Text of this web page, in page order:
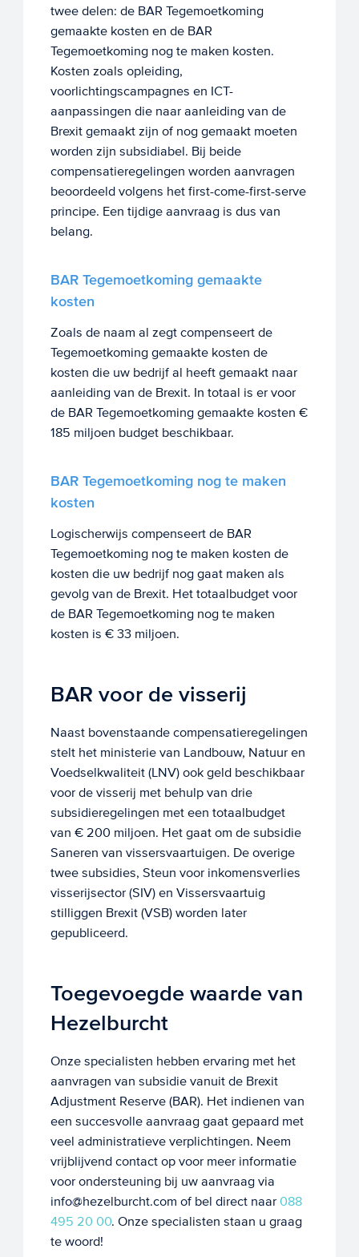
twee delen: de BAR Tegemoetkoming
gemaakte kosten en de BAR
Tegemoetkoming nog te maken kosten.
Kosten zoals opleiding,
voorlichtingscampagnes en ICT-
aanpassingen die naar aanleiding van de
Brexit gemaakt zijn of nog gemaakt moeten
worden zijn subsidiabel. Bij beide
compensatieregelingen worden aanvragen
beoordeeld volgens het first-come-first-serve
principe. Een tijdige aanvraag is dus van
belang.
BAR Tegemoetkoming gemaakte
kosten
Zoals de naam al zegt compenseert de
Tegemoetkoming gemaakte kosten de
kosten die uw bedrijf al heeft gemaakt naar
aanleiding van de Brexit. In totaal is er voor
de BAR Tegemoetkoming gemaakte kosten €
185 miljoen budget beschikbaar.
BAR Tegemoetkoming nog te maken
kosten
Logischerwijs compenseert de BAR
Tegemoetkoming nog te maken kosten de
kosten die uw bedrijf nog gaat maken als
gevolg van de Brexit. Het totaalbudget voor
de BAR Tegemoetkoming nog te maken
kosten is € 33 miljoen.
BAR voor de visserij
Naast bovenstaande compensatieregelingen
stelt het ministerie van Landbouw, Natuur en
Voedselkwaliteit (LNV) ook geld beschikbaar
voor de visserij met behulp van drie
subsidieregelingen met een totaalbudget
van € 200 miljoen. Het gaat om de subsidie
Saneren van vissersvaartuigen. De overige
twee subsidies, Steun voor inkomensverlies
visserijsector (SIV) en Vissersvaartuig
stilliggen Brexit (VSB) worden later
gepubliceerd.
Toegevoegde waarde van
Hezelburcht
Onze specialisten hebben ervaring met het
aanvragen van subsidie vanuit de Brexit
Adjustment Reserve (BAR). Het indienen van
een succesvolle aanvraag gaat gepaard met
veel administratieve verplichtingen. Neem
vrijblijvend contact op voor meer informatie
voor ondersteuning bij uw aanvraag via
info@hezelburcht.com of bel direct naar 088
495 20 00. Onze specialisten staan u graag
te woord!